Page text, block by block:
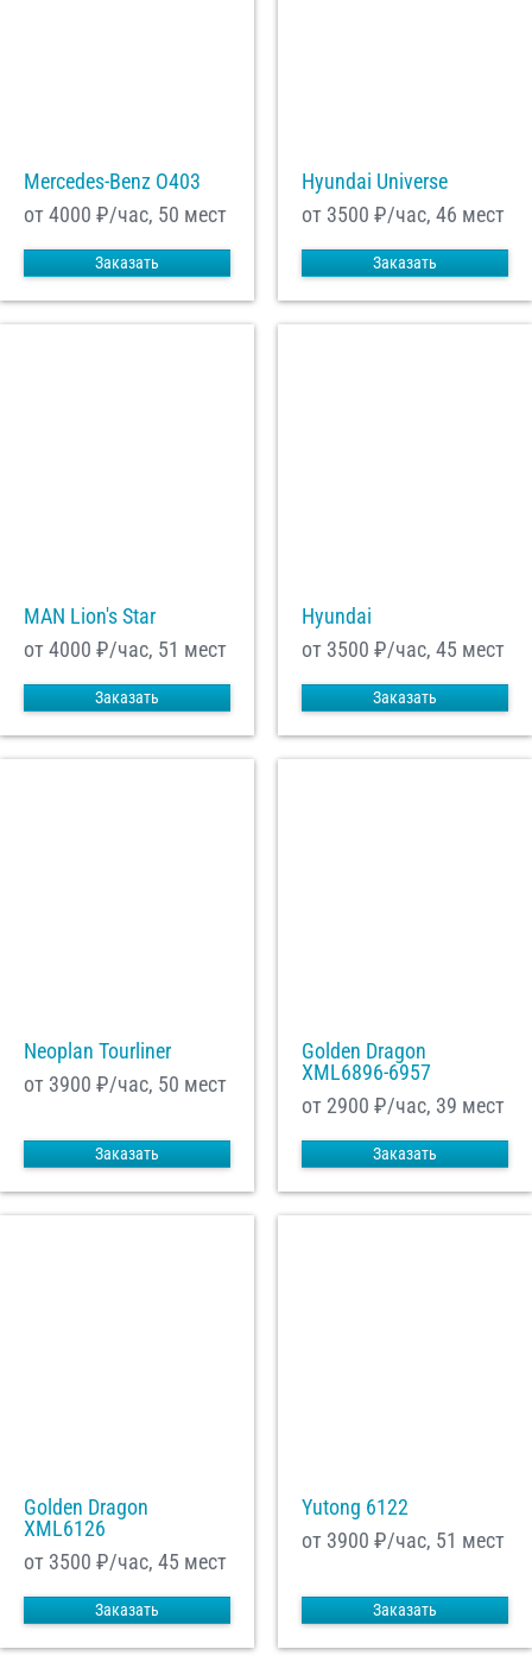
Mercedes-Benz О403
от 4000 ₽/час, 50 мест
Заказать
Hyundai Universe
от 3500 ₽/час, 46 мест
Заказать
MAN Lion's Star
от 4000 ₽/час, 51 мест
Заказать
Hyundai
от 3500 ₽/час, 45 мест
Заказать
Neoplan Tourliner
от 3900 ₽/час, 50 мест
Заказать
Golden Dragon
XML6896-6957
от 2900 ₽/час, 39 мест
Заказать
Golden Dragon
XML6126
от 3500 ₽/час, 45 мест
Заказать
Yutong 6122
от 3900 ₽/час, 51 мест
Заказать